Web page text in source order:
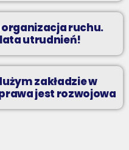
ruchu.
utrudnień!
zakładzie w
jest rozwojowa